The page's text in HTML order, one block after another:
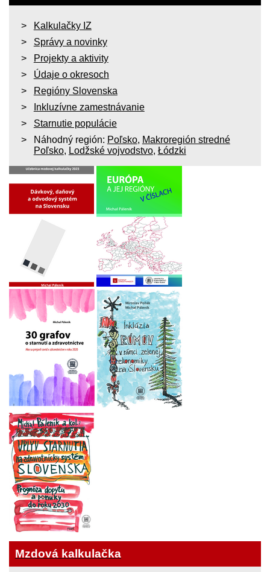
Kalkulačky IZ
Správy a novinky
Projekty a aktivity
Údaje o okresoch
Regióny Slovenska
Inkluzívne zamestnávanie
Starnutie populácie
Náhodný región: Poľsko, Makroregión stredné
Poľsko, Lodžské vojvodstvo, Łódzki
Mzdová kalkulačka